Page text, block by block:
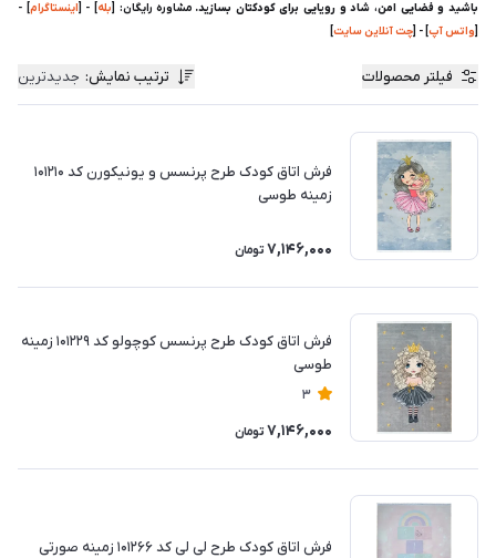
باشید و فضایی امن، شاد و رویایی برای کودکتان بسازید. مشاوره رایگان: [بله] - [اینستاگرام] -
[واتس آپ] - [چت آنلاین سایت]
فیلتر محصولات ترتیب نمایش: جدیدترین
فرش اتاق کودک طرح پرنسس و یونیکورن کد 101210
زمینه طوسی
7,146,000 تومان
فرش اتاق کودک طرح پرنسس کوچولو کد 101229 زمینه
طوسی
3
7,146,000 تومان
فرش اتاق کودک طرح لی لی کد 101266 زمینه صورتی